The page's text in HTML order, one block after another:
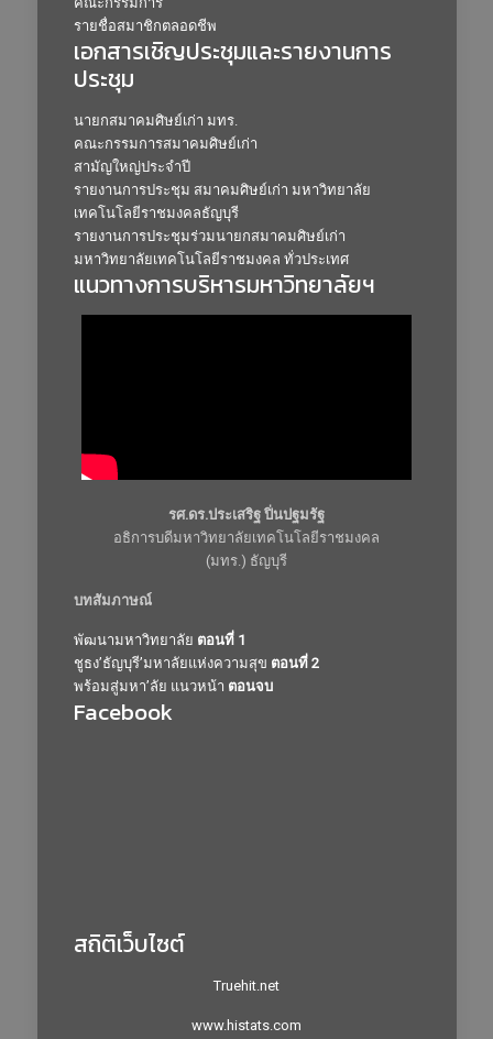
รายชื่อสมาชิกตลอดชีพ
เอกสารเชิญประชุมและรายงานการ
ประชุม
นายกสมาคมศิษย์เก่า มทร.
คณะกรรมการสมาคมศิษย์เก่า
สามัญใหญ่ประจำปี
รายงานการประชุม สมาคมศิษย์เก่า มหาวิทยาลัย
เทคโนโลยีราชมงคลธัญบุรี
รายงานการประชุมร่วมนายกสมาคมศิษย์เก่า
มหาวิทยาลัยเทคโนโลยีราชมงคล ทั่วประเทศ
แนวทางการบริหารมหาวิทยาลัยฯ
รศ.ดร.ประเสริฐ ปิ่นปฐมรัฐ
อธิการบดีมหาวิทยาลัยเทคโนโลยีราชมงคล
(มทร.) ธัญบุรี
บทสัมภาษณ์
พัฒนามหาวิทยาลัย ตอนที่ 1
ชูธง’ธัญบุรี’มหาลัยแห่งความสุข ตอนที่ 2
พร้อมสู่มหา’ลัย แนวหน้า ตอนจบ
Facebook
สถิติเว็บไซต์
Truehit.net
www.histats.com